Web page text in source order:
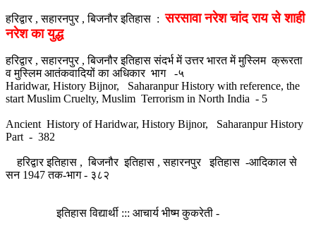
हरिद्वार , सहारनपुर , बिजनौर इतिहास :सरसावा नरेश चांद राय से शाही
नरेश का युद्ध
हरिद्वार , सहारनपुर , बिजनौर इतिहास संदर्भ में उत्तर भारत में मुस्लिम क्रूरता
व मुस्लिम आतंकवादियों का अधिकार भाग -५
Haridwar, History Bijnor, Saharanpur History with reference, the
start Muslim Cruelty, Muslim Terrorism in North India - 5
Ancient History of Haridwar, History Bijnor, Saharanpur History
Part - 382
हरिद्वार इतिहास , बिजनौर इतिहास , सहारनपुर इतिहास -आदिकाल से
सन 1947 तक-भाग - ३८२
इतिहास विद्यार्थी ::: आचार्य भीष्म कुकरेती -